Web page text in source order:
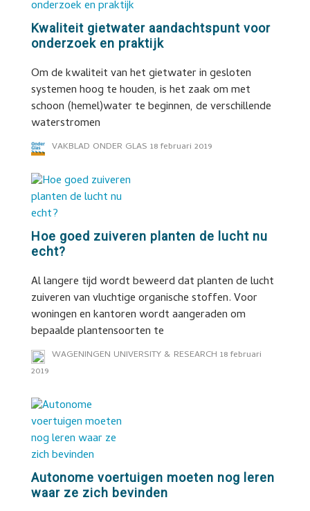
Kwaliteit gietwater aandachtspunt voor
onderzoek en praktijk
Om de kwaliteit van het gietwater in gesloten
systemen hoog te houden, is het zaak om met
schoon (hemel)water te beginnen, de verschillende
waterstromen
VAKBLAD ONDER GLAS 18 februari 2019
Hoe goed zuiveren planten de lucht nu
echt?
Al langere tijd wordt beweerd dat planten de lucht
zuiveren van vluchtige organische stoffen. Voor
woningen en kantoren wordt aangeraden om
bepaalde plantensoorten te
WAGENINGEN UNIVERSITY & RESEARCH 18 februari
2019
Autonome voertuigen moeten nog leren
waar ze zich bevinden